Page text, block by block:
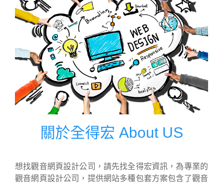
關於全得宏 About US
想找觀音網頁設計公司，請先找全得宏資訊，為專業的
觀音網頁設計公司，提供網站多種包套方案包含了觀音